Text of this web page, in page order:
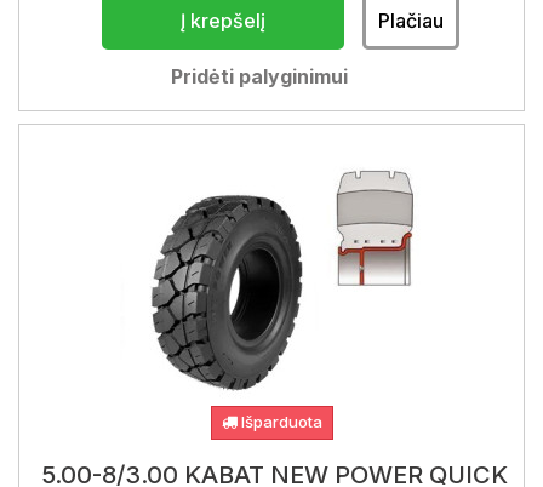
Į krepšelį Plačiau
Pridėti palyginimui
Išparduota
5.00-8/3.00 KABAT NEW POWER QUICK